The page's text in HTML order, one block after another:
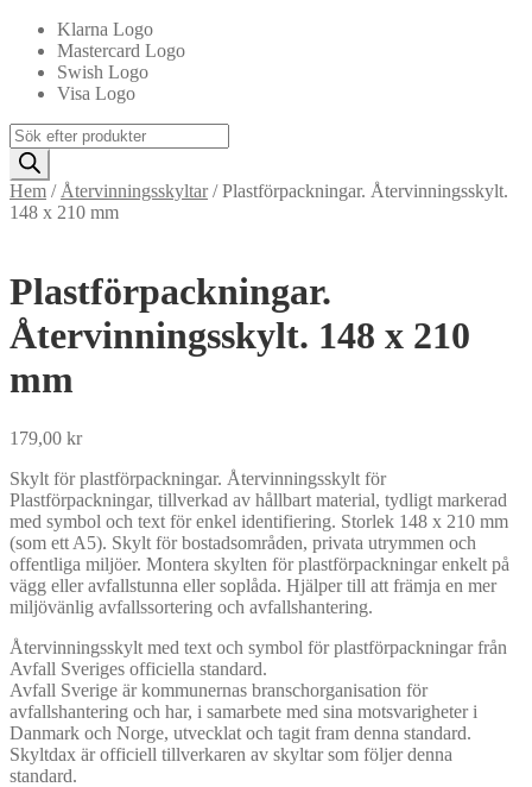
Klarna Logo
Mastercard Logo
Swish Logo
Visa Logo
Products
search
Hem / Återvinningsskyltar/Plastförpackningar. Återvinningsskylt.
148 x 210 mm
Plastförpackningar.
Återvinningsskylt. 148 x 210
mm
179,00 kr
Skylt för plastförpackningar. Återvinningsskylt för
Plastförpackningar, tillverkad av hållbart material, tydligt markerad
med symbol och text för enkel identifiering. Storlek 148 x 210 mm
(som ett A5). Skylt för bostadsområden, privata utrymmen och
offentliga miljöer. Montera skylten för plastförpackningar enkelt på
vägg eller avfallstunna eller soplåda. Hjälper till att främja en mer
miljövänlig avfallssortering och avfallshantering.
Återvinningsskylt med text och symbol för plastförpackningar från
Avfall Sveriges officiella standard.
Avfall Sverige är kommunernas branschorganisation för
avfallshantering och har, i samarbete med sina motsvarigheter i
Danmark och Norge, utvecklat och tagit fram denna standard.
Skyltdax är officiell tillverkaren av skyltar som följer denna
standard.